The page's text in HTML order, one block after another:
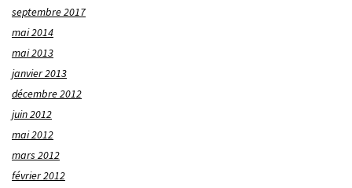
septembre 2017
mai 2014
mai 2013
janvier 2013
décembre 2012
juin 2012
mai 2012
mars 2012
février 2012